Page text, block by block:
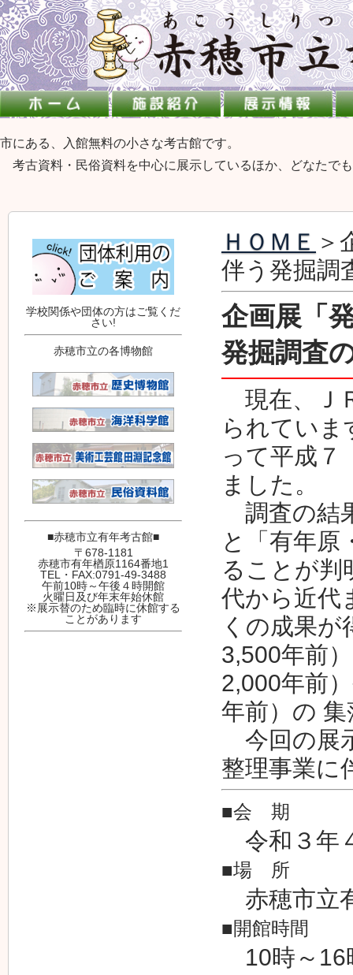
市にある、入館無料の小さな考古館です。
考古資料・民俗資料を中心に展示しているほか、どなたで
ＨＯＭＥ ＞
伴う発掘調
企画展「
発掘調査
現在、Ｊ
られていま
って平成７
ました。
調査の結
と「有年原
ることが判
代から近代
くの成果
3,500年前
2,000年前
年前）の
今回の展
整理事業に
■会 期
令和３年
■場 所
赤穂市立
■開館時間
10時～16
学校関係や団体の方はご覧くだ
さい!
赤穂市立の各博物館
■赤穂市立有年考古館■
〒678-1181
赤穂市有年楢原1164番地1
TEL・FAX:0791-49-3488
午前10時～午後４時開館
火曜日及び年末年始休館
※展示替のため臨時に休館する
ことがあります